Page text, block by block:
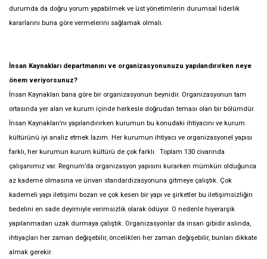
durumda da doğru yorum yapabilmek ve üst yönetimlerin durumsal liderlik
kararlarını buna göre vermelerini sağlamak olmalı.
İnsan Kaynakları departmanını ve organizasyonunuzu yapılandırırken neye
önem veriyorsunuz?
İnsan Kaynakları bana göre bir organizasyonun beynidir. Organizasyonun tam
ortasında yer alan ve kurum içinde herkesle doğrudan teması olan bir bölümdür.
İnsan Kaynakları’nı yapılandırırken kurumun bu konudaki ihtiyacını ve kurum
kültürünü iyi analiz etmek lazım. Her kurumun ihtiyacı ve organizasyonel yapısı
farklı, her kurumun kurum kültürü de çok farklı. Toplam 130 civarında
çalışanımız var. Regnum’da organizasyon yapısını kurarken mümkün olduğunca
az kademe olmasına ve ünvan standardizasyonuna gitmeye çalıştık. Çok
kademeli yapı iletişimi bozan ve çok kesen bir yapı ve şirketler bu iletişimsizliğin
bedelini en sade deyimiyle verimsizlik olarak ödüyor. O nedenle hiyerarşik
yapılanmadan uzak durmaya çalıştık. Organizasyonlar da insan gibidir aslında,
ihtiyaçları her zaman değişebilir, öncelikleri her zaman değişebilir, bunları dikkate
almak gerekir.